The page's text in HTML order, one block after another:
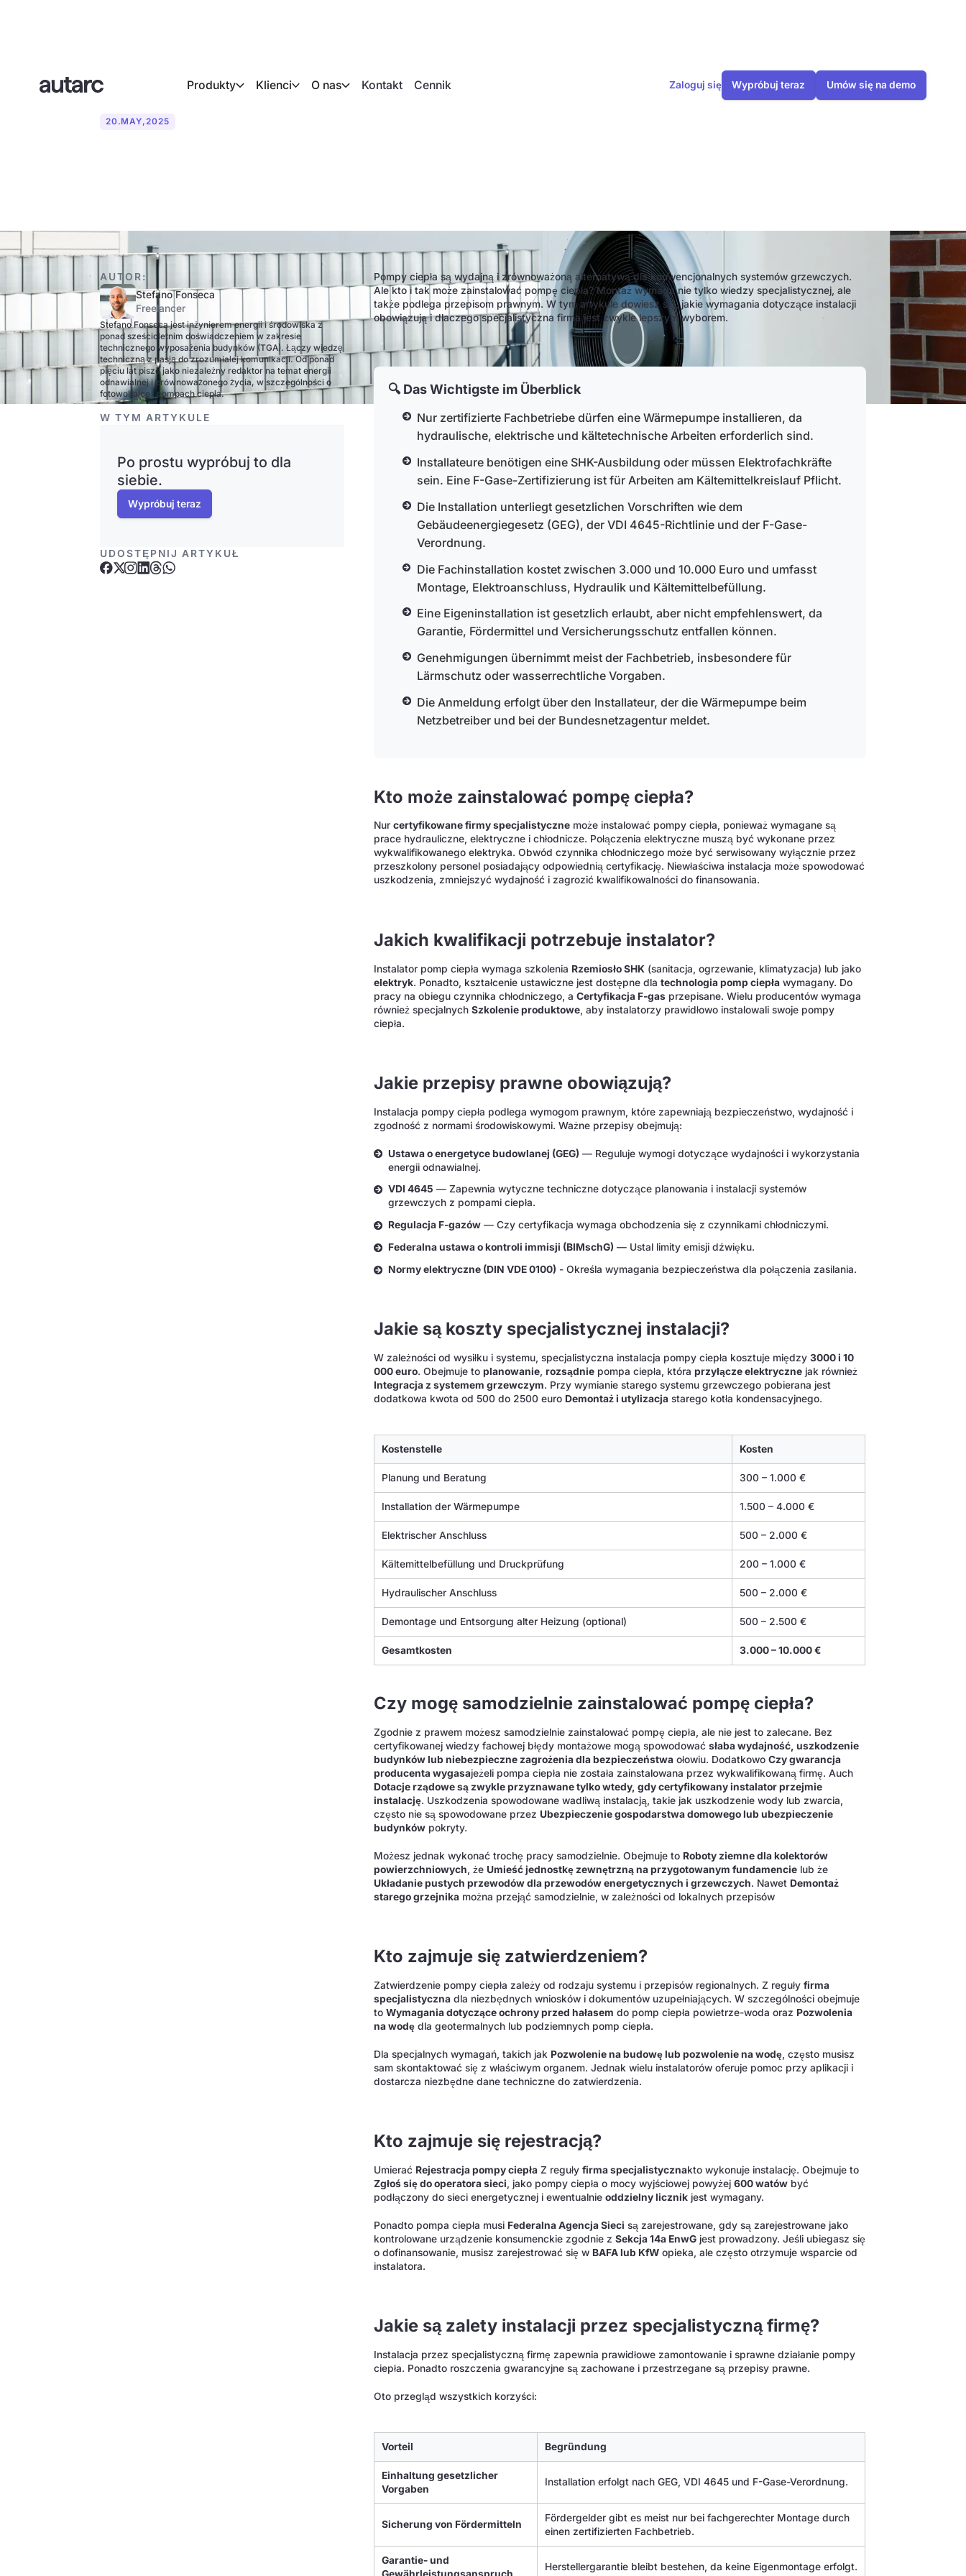
Produkty Klienci O nas Kontakt Cennik Zaloguj się Wypróbuj teraz Umów się na demo
20.MAY,2025
AUTOR:
Stefano Fonseca
Freelancer
Stefano Fonseca jest inżynierem energii i środowiska z
ponad sześcioletnim doświadczeniem w zakresie
technicznego wyposażenia budynków (TGA). Łączy wiedzę
techniczną z pasją do zrozumiałej komunikacji. Od ponad
pięciu lat pisze jako niezależny redaktor na temat energii
odnawialnej i zrównoważonego życia, w szczególności o
fotowoltaice i pompach ciepła.
W TYM ARTYKULE
Po prostu wypróbuj to dla
siebie.
Wypróbuj teraz
UDOSTĘPNIJ ARTYKUŁ
Pompy ciepła są wydajną i zrównoważoną alternatywą dla konwencjonalnych systemów grzewczych.
Ale kto i tak może zainstalować pompę ciepła? Montaż wymaga nie tylko wiedzy specjalistycznej, ale
także podlega przepisom prawnym. W tym artykule dowiesz się, jakie wymagania dotyczące instalacji
obowiązują i dlaczego specjalistyczna firma jest zwykle lepszym wyborem.
🔍 Das Wichtigste im Überblick
Nur zertifizierte Fachbetriebe dürfen eine Wärmepumpe installieren, da
hydraulische, elektrische und kältetechnische Arbeiten erforderlich sind.
Installateure benötigen eine SHK-Ausbildung oder müssen Elektrofachkräfte
sein. Eine F-Gase-Zertifizierung ist für Arbeiten am Kältemittelkreislauf Pflicht.
Die Installation unterliegt gesetzlichen Vorschriften wie dem
Gebäudeenergiegesetz (GEG), der VDI 4645-Richtlinie und der F-Gase-
Verordnung.
Die Fachinstallation kostet zwischen 3.000 und 10.000 Euro und umfasst
Montage, Elektroanschluss, Hydraulik und Kältemittelbefüllung.
Eine Eigeninstallation ist gesetzlich erlaubt, aber nicht empfehlenswert, da
Garantie, Fördermittel und Versicherungsschutz entfallen können.
Genehmigungen übernimmt meist der Fachbetrieb, insbesondere für
Lärmschutz oder wasserrechtliche Vorgaben.
Die Anmeldung erfolgt über den Installateur, der die Wärmepumpe beim
Netzbetreiber und bei der Bundesnetzagentur meldet.
Kto może zainstalować pompę ciepła?
Nurcertyfikowane firmy specjalistyczne może instalować pompy ciepła, ponieważ wymagane są
prace hydrauliczne, elektryczne i chłodnicze. Połączenia elektryczne muszą być wykonane przez
wykwalifikowanego elektryka. Obwód czynnika chłodniczego może być serwisowany wyłącznie przez
przeszkolony personel posiadający odpowiednią certyfikację. Niewłaściwa instalacja może spowodować
uszkodzenia, zmniejszyć wydajność i zagrozić kwalifikowalności do finansowania.
Jakich kwalifikacji potrzebuje instalator?
Instalator pomp ciepła wymaga szkolenia Rzemiosło SHK (sanitacja, ogrzewanie, klimatyzacja) lub jako
elektryk. Ponadto, kształcenie ustawiczne jest dostępne dlatechnologia pomp ciepła wymagany. Do
pracy na obiegu czynnika chłodniczego, aCertyfikacja F-gas przepisane. Wielu producentów wymaga
również specjalnychSzkolenie produktowe , aby instalatorzy prawidłowo instalowali swoje pompy
ciepła.
Jakie przepisy prawne obowiązują?
Instalacja pompy ciepła podlega wymogom prawnym, które zapewniają bezpieczeństwo, wydajność i
zgodność z normami środowiskowymi. Ważne przepisy obejmują:
Ustawa o energetyce budowlanej (GEG) — Reguluje wymogi dotyczące wydajności i wykorzystania
energii odnawialnej.
VDI 4645 — Zapewnia wytyczne techniczne dotyczące planowania i instalacji systemów
grzewczych z pompami ciepła.
Regulacja F-gazów— Czy certyfikacja wymaga obchodzenia się z czynnikami chłodniczymi.
Federalna ustawa o kontroli immisji (BIMschG) — Ustal limity emisji dźwięku.
Normy elektryczne (DIN VDE 0100) - Określa wymagania bezpieczeństwa dla połączenia zasilania.
Jakie są koszty specjalistycznej instalacji?
W zależności od wysiłku i systemu, specjalistyczna instalacja pompy ciepła kosztuje między3000 i 10
000 euro. Obejmuje toplanowanie ,rozsądnie pompa ciepła, któraprzyłącze elektryczne jak również
Integracja z systemem grzewczym. Przy wymianie starego systemu grzewczego pobierana jest
dodatkowa kwota od 500 do 2500 euro Demontaż i utylizacja starego kotła kondensacyjnego.
Kostenstelle Kosten
Planung und Beratung 300 – 1.000 €
Installation der Wärmepumpe 1.500 – 4.000 €
Elektrischer Anschluss 500 – 2.000 €
Kältemittelbefüllung und Druckprüfung 200 – 1.000 €
Hydraulischer Anschluss 500 – 2.000 €
Demontage und Entsorgung alter Heizung (optional) 500 – 2.500 €
Gesamtkosten 3.000 – 10.000 €
Czy mogę samodzielnie zainstalować pompę ciepła?
Zgodnie z prawem możesz samodzielnie zainstalować pompę ciepła, ale nie jest to zalecane. Bez
certyfikowanej wiedzy fachowej błędy montażowe mogą spowodowaćsłaba wydajność, uszkodzenie
budynków lub niebezpieczne zagrożenia dla bezpieczeństwa ołowiu. DodatkowoCzy gwarancja
producenta wygasajeżeli pompa ciepła nie została zainstalowana przez wykwalifikowaną firmę. Auch
Dotacje rządowe są zwykle przyznawane tylko wtedy, gdy certyfikowany instalator przejmie
instalację. Uszkodzenia spowodowane wadliwą instalacją, takie jak uszkodzenie wody lub zwarcia,
często nie są spowodowane przez Ubezpieczenie gospodarstwa domowego lub ubezpieczenie
budynków pokryty.
Możesz jednak wykonać trochę pracy samodzielnie. Obejmuje to Roboty ziemne dla kolektorów
powierzchniowych , że Umieść jednostkę zewnętrzną na przygotowanym fundamencie lub że
Układanie pustych przewodów dla przewodów energetycznych i grzewczych. Nawet Demontaż
starego grzejnika można przejąć samodzielnie, w zależności od lokalnych przepisów
Kto zajmuje się zatwierdzeniem?
Zatwierdzenie pompy ciepła zależy od rodzaju systemu i przepisów regionalnych. Z regułyfirma
specjalistyczna dla niezbędnych wniosków i dokumentów uzupełniających. W szczególności obejmuje
toWymagania dotyczące ochrony przed hałasem do pomp ciepła powietrze-woda oraz Pozwolenia
na wodę dla geotermalnych lub podziemnych pomp ciepła.
Dla specjalnych wymagań, takich jak Pozwolenie na budowę lub pozwolenie na wodę , często musisz
sam skontaktować się z właściwym organem. Jednak wielu instalatorów oferuje pomoc przy aplikacji i
dostarcza niezbędne dane techniczne do zatwierdzenia.
Kto zajmuje się rejestracją?
Umierać Rejestracja pompy ciepła Z regułyfirma specjalistycznakto wykonuje instalację. Obejmuje to
Zgłoś się do operatora sieci , jako pompy ciepła o mocy wyjściowej powyżej600 watów być
podłączony do sieci energetycznej i ewentualnieoddzielny licznik jest wymagany.
Ponadto pompa ciepła musi Federalna Agencja Sieci są zarejestrowane, gdy są zarejestrowane jako
kontrolowane urządzenie konsumenckie zgodnie zSekcja 14a EnwG jest prowadzony. Jeśli ubiegasz się
o dofinansowanie, musisz zarejestrować się w BAFA lub KfW opieka, ale często otrzymuje wsparcie od
instalatora.
Jakie są zalety instalacji przez specjalistyczną firmę?
Instalacja przez specjalistyczną firmę zapewnia prawidłowe zamontowanie i sprawne działanie pompy
ciepła. Ponadto roszczenia gwarancyjne są zachowane i przestrzegane są przepisy prawne.
Oto przegląd wszystkich korzyści:
Vorteil Begründung
Einhaltung gesetzlicher
Vorgaben
Installation erfolgt nach GEG, VDI 4645 und F-Gase-Verordnung.
Sicherung von Fördermitteln
Fördergelder gibt es meist nur bei fachgerechter Montage durch
einen zertifizierten Fachbetrieb.
Garantie- und
Gewährleistungsanspruch
Herstellergarantie bleibt bestehen, da keine Eigenmontage erfolgt.